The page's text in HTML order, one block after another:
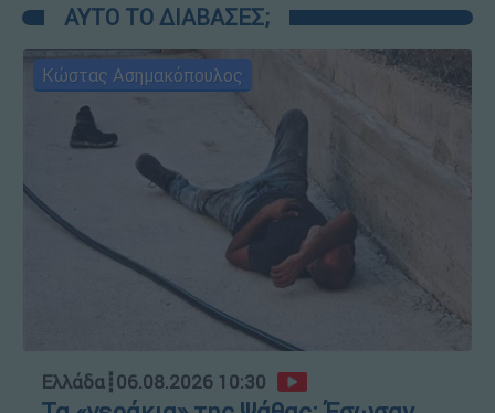
ΑΥΤΟ ΤΟ ΔΙΑΒΑΣΕΣ;
Κώστας Ασημακόπουλος
Ελλάδα┋06.08.2026 10:30